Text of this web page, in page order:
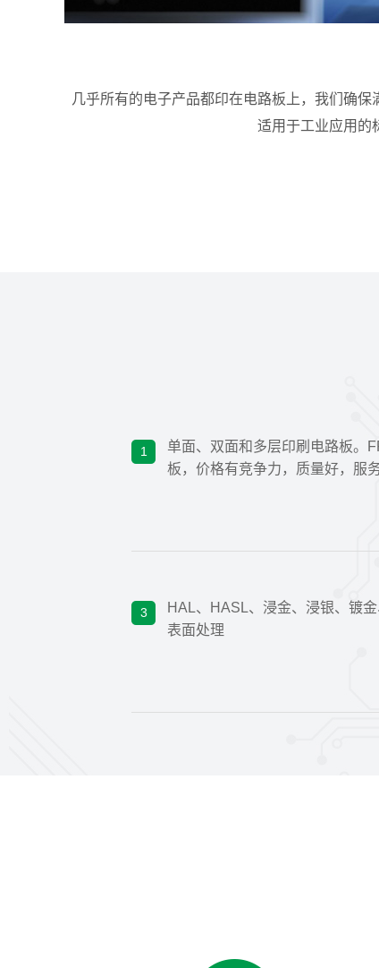
几乎所有的电子产品都印在电路板上，我们确
适用于工业应用的
1
单面、双面和多层印刷电路板。
板，价格有竞争力，质量好，服
3
HAL、HASL、浸金、浸银、镀
表面处理